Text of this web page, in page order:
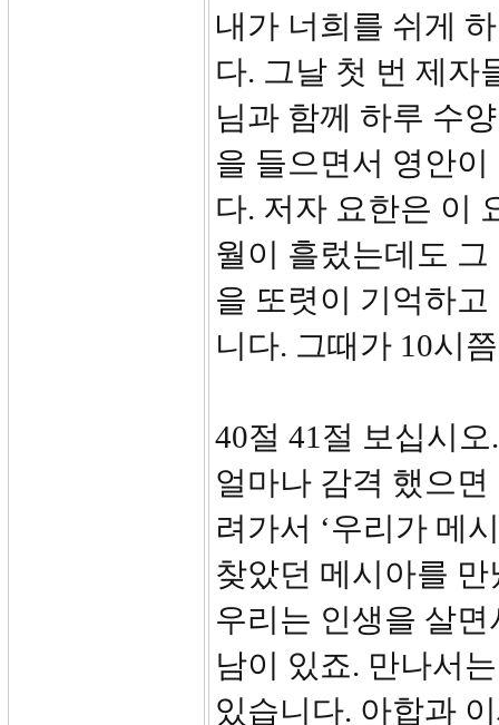
내가 너희를 쉬게
다. 그날 첫 번 제자
님과 함께 하루 수
을 들으면서 영안
다. 저자 요한은 이
월이 흘렀는데도
을 또렷이 기억하
니다. 그때가 10시
40절 41절 보십시
얼마나 감격 했으
려가서 ‘우리가 메
찾았던 메시아를
우리는 인생을 살
남이 있죠. 만나서
있습니다. 아합과